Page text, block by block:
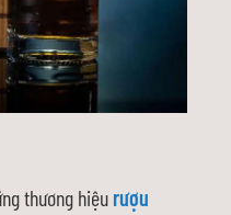
thương hiệu rượu